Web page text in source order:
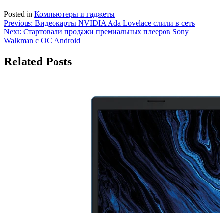
Posted in Компьютеры и гаджеты
Навигация
по
Previous: Видеокарты NVIDIA Ada Lovelace слили в сеть
Next: Стартовали продажи премиальных плееров Sony
Walkman с ОС Android
Related Posts